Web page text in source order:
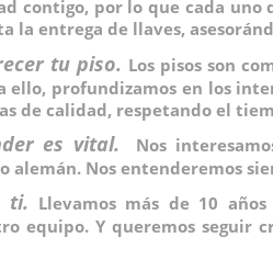
contigo, por lo que cada uno
la entrega de llaves,
tu piso. Los pisos son
ello, profundizamos en los
de calidad, respetando el
es vital.
Nos
alemán. Nos entenderemos
ti. Llevamos más de 10
equipo. Y queremos